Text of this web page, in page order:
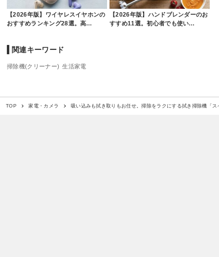
【2026年版】ワイヤレスイヤホンの
おすすめランキング28選。高…
【2026年版】ハンドブレンダーのお
すすめ11選。初心者でも使い…
関連キーワード
掃除機(クリーナー) 生活家電
TOP 家電・カメラ 吸い込みも拭き取りもお任せ。掃除をラクにする拭き掃除機「ス